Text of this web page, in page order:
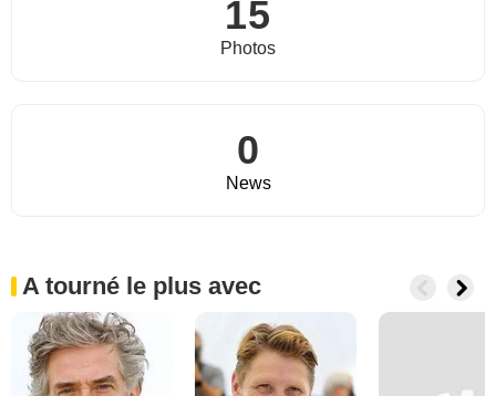
15
Photos
0
News
A tourné le plus avec